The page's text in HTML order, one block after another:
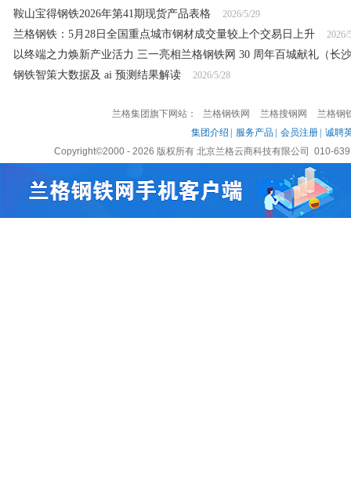
鞍山宝得钢铁2026年第41期现货产品表格 2026/5/29
兰格钢铁：5月28日全国重点城市钢材成交量较上个交易日上升 2026/
以终端之力焕新产业活力 三一亮相兰格钢铁网 30 周年百城献礼（长
钢铁智策大数据及 ai 预测结果解读
2026/5/28